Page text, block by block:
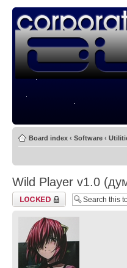
Board index ‹ Software ‹
Wild Player v1.0
Topic locked